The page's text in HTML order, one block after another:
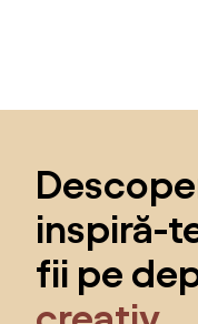
inspiră-
fii pe